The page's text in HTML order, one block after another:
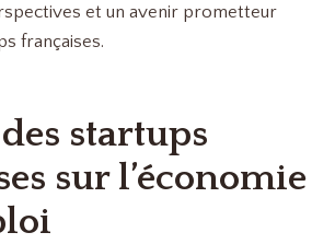
et un avenir prometteur
françaises.
startups
sur l’économie